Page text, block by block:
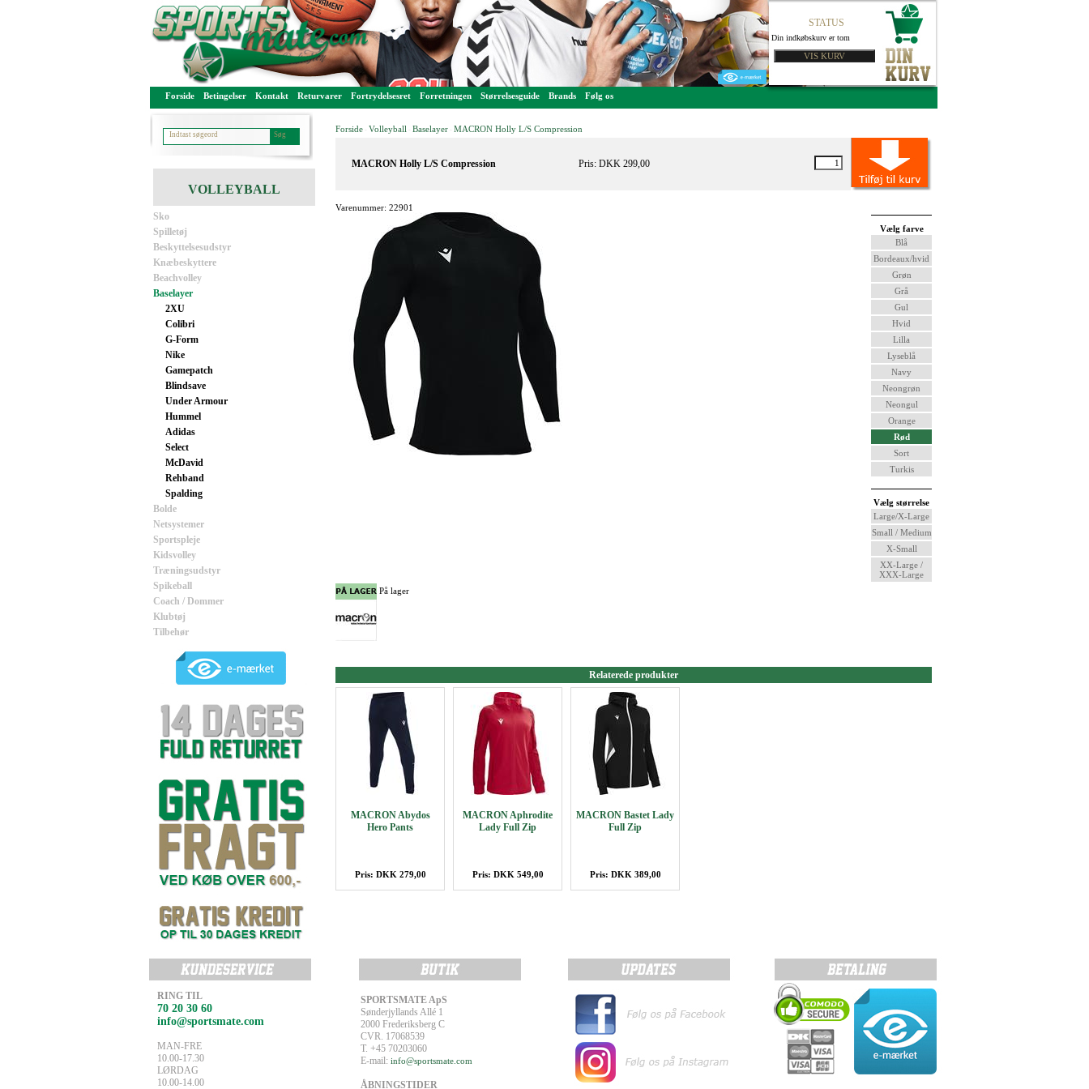
STATUS
Din indkøbskurv er tom
Forside Betingelser Kontakt Returvarer Fortrydelsesret Forretningen Størrelsesguide Brands Følg os
VOLLEYBALL
Sko
Spilletøj
Beskyttelsesudstyr
Knæbeskyttere
Beachvolley
Baselayer
2XU
Colibri
G-Form
Nike
Gamepatch
Blindsave
Under Armour
Hummel
Adidas
Select
McDavid
Rehband
Spalding
Bolde
Netsystemer
Sportspleje
Kidsvolley
Træningsudstyr
Spikeball
Coach / Dommer
Klubtøj
Tilbehør
Forside Volleyball Baselayer MACRON Holly L/S Compression
MACRON Holly L/S Compression Pris: DKK 299,00
Varenummer: 22901
Vælg farve
Blå
Bordeaux/hvid
Grøn
Grå
Gul
Hvid
Lilla
Lyseblå
Navy
Neongrøn
Neongul
Orange
Rød
Sort
Turkis
Vælg størrelse
Large/X-Large
Small / Medium
X-Small
XX-Large /
XXX-Large
På lager
Relaterede produkter
MACRON Abydos
Hero Pants
Pris: DKK 279,00
MACRON Aphrodite
Lady Full Zip
Pris: DKK 549,00
MACRON Bastet Lady
Full Zip
Pris: DKK 389,00
RING TIL
70 20 30 60
info@sportsmate.com
MAN-FRE
10.00-17.30
LØRDAG
10.00-14.00
SPORTSMATE ApS
Sønderjyllands Allé 1
2000 Frederiksberg C
CVR. 17068539
T. +45 70203060
E-mail: info@sportsmate.com
ÅBNINGSTIDER